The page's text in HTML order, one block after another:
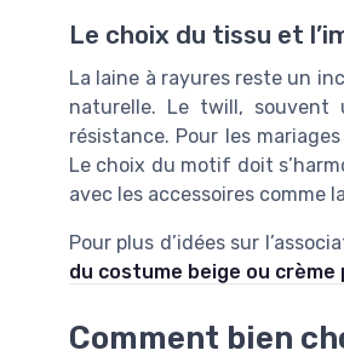
Le choix du tissu et
La laine à rayures reste un
naturelle. Le twill, souvent
résistance. Pour les
Le choix du motif doit
avec les accessoires comme
Pour plus d’idées sur
du costume beige ou crème
Comment bien